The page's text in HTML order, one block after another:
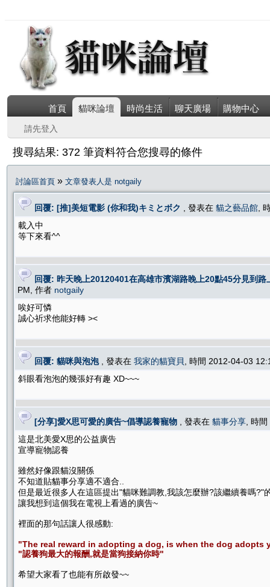
首頁 貓咪論壇 時尚生活 聊天廣場 購物中心
請先登入
搜尋結果: 372 筆資料符合您搜尋的條件
討論區首頁 » 文章發表人是 notgaily
回覆: [推]美短電影 (你和我)キミとボク , 發表在 貓之藝品館 ,
載入中
等下來看^^
回覆: 昨天晚上20120401在高雄市濱湖路睌上20點45分見到
PM, 作者 notgaily
唉好可憐
誠心祈求他能好轉 ><
回覆: 貓咪與泡泡 , 發表在 我家的貓寶貝
, 時間 2012-04-03
斜眼看泡泡的幾張好有趣 XD~~~
[分享]愛X思可愛的廣告~倡導認養寵物 , 發表在 貓事分享 , 時
這是北美愛X思的公益廣告
宣導寵物認養
雖然好像跟貓沒關係
不知道貼貓事分享適不適合..
但是最近很多人在這區提出"貓咪難調教,我該怎麼辦?該繼續養嗎?"
讓我想到這個我在電視上看過的廣告~
裡面的那句話讓人很感動:
"The real reward in adopting a dog, is when the dog adopts
"認養狗最大的報酬,就是當狗接納你時"
希望大家看了也能有所啟發~~